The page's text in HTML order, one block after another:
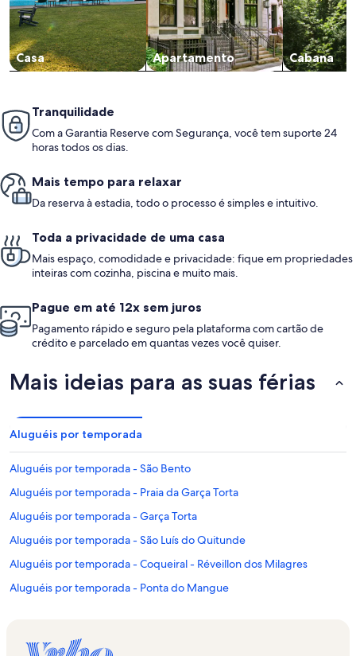
Casa Apartamento Cabana
Tranquilidade
Com a Garantia Reserve com Segurança, você tem suporte 24
horas todos os dias.
Mais tempo para relaxar
Da reserva à estadia, todo o processo é simples e intuitivo.
Toda a privacidade de uma casa
Mais espaço, comodidade e privacidade: fique em propriedades
inteiras com cozinha, piscina e muito mais.
Pague em até 12x sem juros
Pagamento rápido e seguro pela plataforma com cartão de
crédito e parcelado em quantas vezes você quiser.
Mais ideias para as suas férias
Aluguéis por temporada
Aluguéis por temporada - São Bento
Aluguéis por temporada - Praia da Garça Torta
Aluguéis por temporada - Garça Torta
Aluguéis por temporada - São Luís do Quitunde
Aluguéis por temporada - Coqueiral - Réveillon dos Milagres
Aluguéis por temporada - Ponta do Mangue
Aluguéis por temporada - Praia do Marceneiro